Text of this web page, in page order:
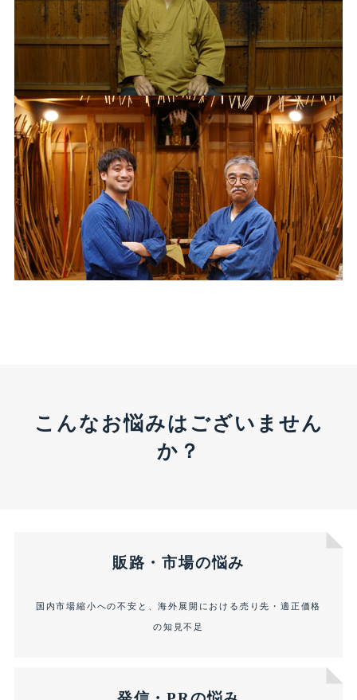
こんなお悩みはございません
か？
販路・市場の悩み
国内市場縮小への不安と、海外展開における売り先・適正価格
の知見不足